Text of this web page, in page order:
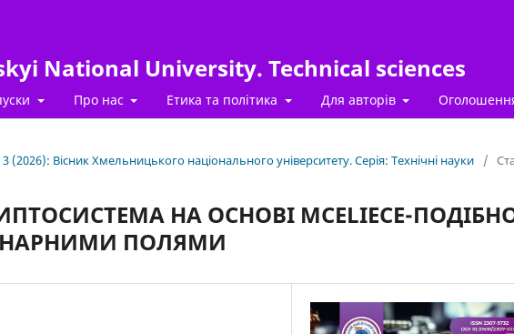
National University. Technical sciences
Про нас Етика та політика Для авторів
(2026): Вісник Хмельницького національного університету. Серія: Технічні науки /
НА ОСНОВІ MCELIECE-
ПОЛЯМИ